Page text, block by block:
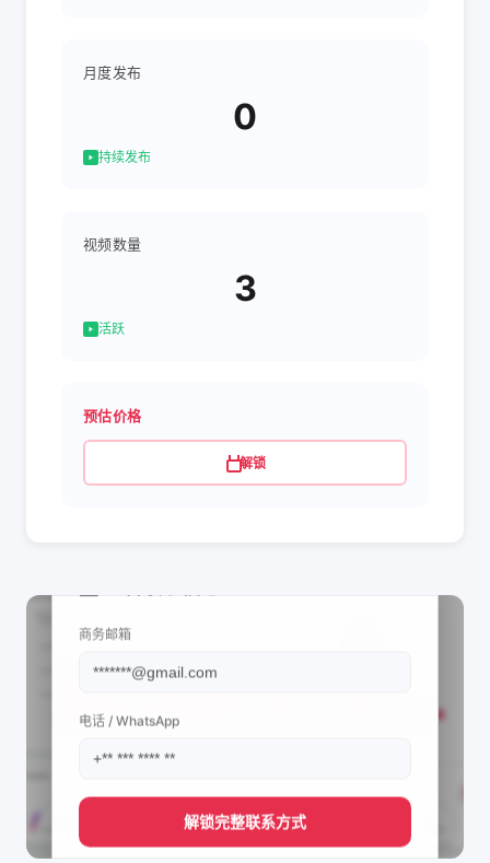
月度发布
0
持续发布
视频数量
3
活跃
预估价格
解锁
商务邮箱
电话 / WhatsApp
解锁完整联系方式